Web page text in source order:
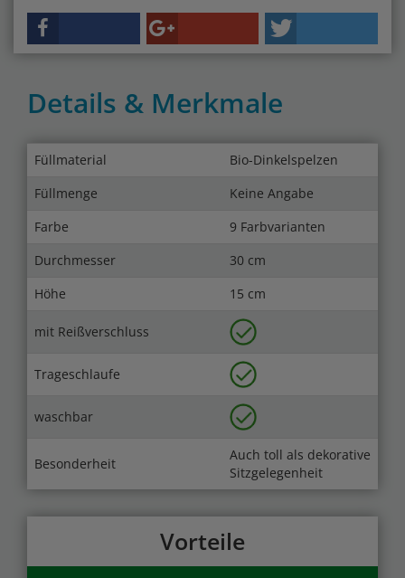
Details & Merkmale
Füllmaterial
Bio-Dinkelspelzen
Füllmenge
Keine Angabe
Farbe
9 Farbvarianten
Durchmesser
30 cm
Höhe
15 cm
mit Reißverschluss
Trageschlaufe
waschbar
Besonderheit
Auch toll als dekorative
Sitzgelegenheit
Vorteile